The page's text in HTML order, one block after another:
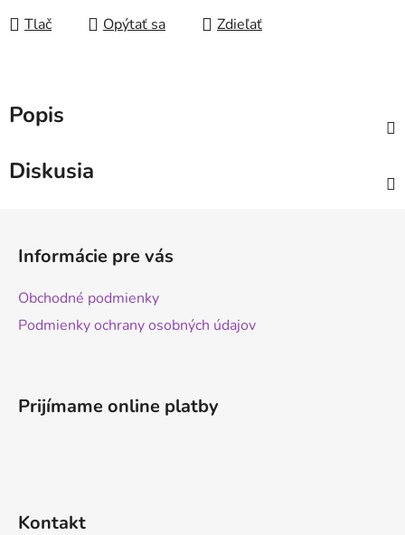
Tlač Opýtať sa Zdieľať
Popis
Diskusia
Informácie pre vás
Obchodné podmienky
Podmienky ochrany osobných údajov
Prijímame online platby
Kontakt